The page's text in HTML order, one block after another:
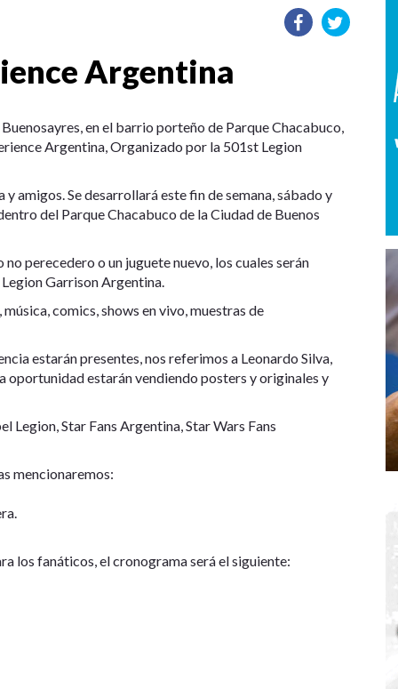
Argentina
en el barrio porteño de Parque Chacabuco,
Argentina, Organizado por la 501st Legion
amigos. Se desarrollará este fin de semana, sábado y
del Parque Chacabuco de la Ciudad de Buenos
perecedero o un juguete nuevo, los cuales serán
Garrison Argentina.
comics, shows en vivo, muestras de
estarán presentes, nos referimos a Leonardo Silva,
oportunidad estarán vendiendo posters y originales y
Legion, Star Fans Argentina, Star Wars Fans
mencionaremos:
los fanáticos, el cronograma será el siguiente: